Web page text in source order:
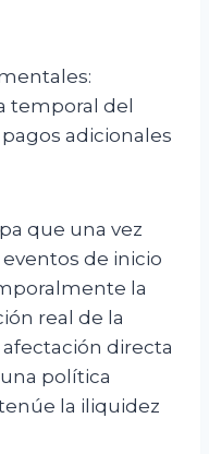
temporal del
adicionales
que una vez
de inicio
la
real de la
directa
política
la iliquidez